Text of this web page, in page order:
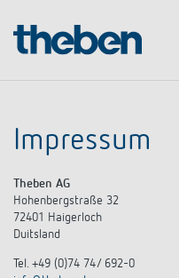
Producten
KNX
Smart Home
OEM
OEM-oplossingen
Oplossingen
Impressum
Theben AG
Hohenbergstraße 32
72401 Haigerloch
Duitsland
Tel. +49 (0)74 74/ 692-0